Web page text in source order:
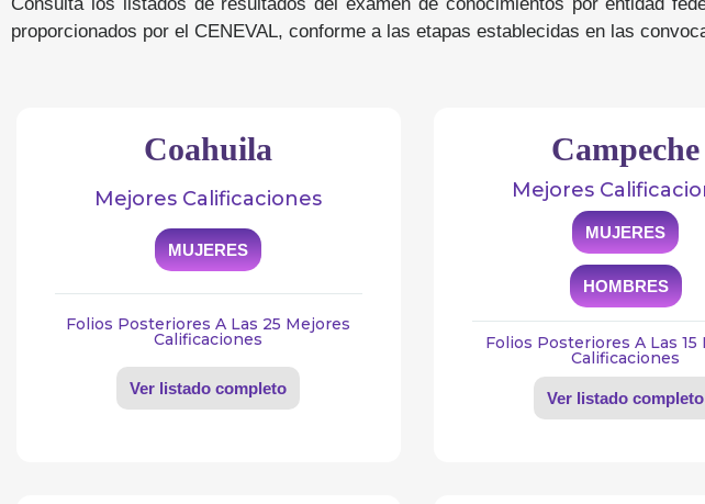
proporcionados por el CENEVAL, conforme a las etapas establecidas en las
Coahuila
Mejores Calificaciones
MUJERES
Folios Posteriores A Las 25 Mejores
Calificaciones
Ver listado completo
Campeche
Mejores
MUJERES
HOMBRES
Folios Posteriores A Las 15
Calificaciones
Ver listado completo